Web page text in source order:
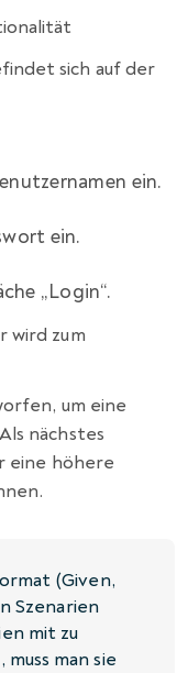
sich auf der
ein.
ein.
„Login“.
wird zum
um eine
nächstes
eine höhere
(Given,
Szenarien
mit zu
man sie